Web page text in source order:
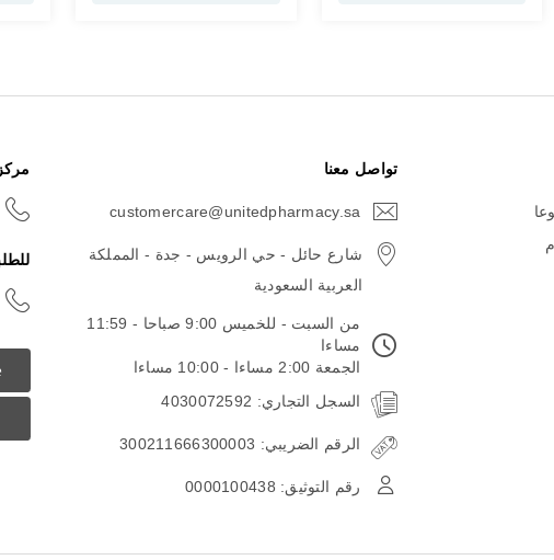
تواصل معنا
customercare@unitedpharmacy.sa
شارع حائل - حي الرويس - جدة - المملكة
العربية السعودية
من السبت - للخميس 9:00 صباحا - 11:59
مساءا
الجمعة 2:00 مساءا - 10:00 مساءا
السجل التجاري: 4030072592
الرقم الضريبي: 300211666300003
رقم التوثيق: 0000100438